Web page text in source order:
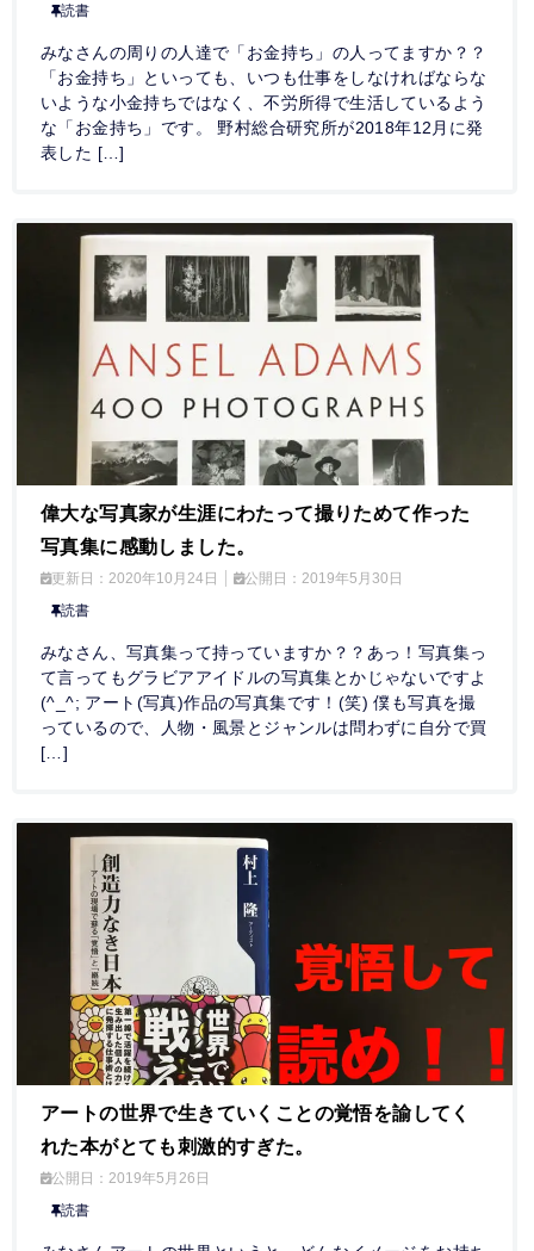
読書
みなさんの周りの人達で「お金持ち」の人ってますか？？
「お金持ち」といっても、いつも仕事をしなければならな
いような小金持ちではなく、不労所得で生活しているよう
な「お金持ち」です。 野村総合研究所が2018年12月に発
表した […]
偉大な写真家が生涯にわたって撮りためて作った
写真集に感動しました。
更新日： 2020年10月24日 公開日： 2019年5月30日
読書
みなさん、写真集って持っていますか？？あっ！写真集っ
て言ってもグラビアアイドルの写真集とかじゃないですよ
(^_^; アート(写真)作品の写真集です！(笑) 僕も写真を撮
っているので、人物・風景とジャンルは問わずに自分で買
[…]
アートの世界で生きていくことの覚悟を諭してく
れた本がとても刺激的すぎた。
公開日： 2019年5月26日
読書